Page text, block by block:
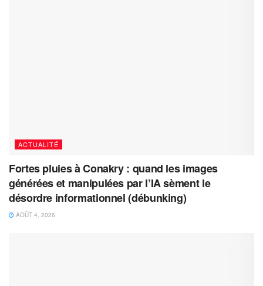
ACTUALITÉ
Fortes pluies à Conakry : quand les images
générées et manipulées par l’IA sèment le
désordre informationnel (débunking)
AOÛT 4, 2026